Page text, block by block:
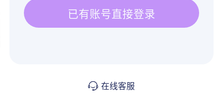
已有账号直接登录
在线客服